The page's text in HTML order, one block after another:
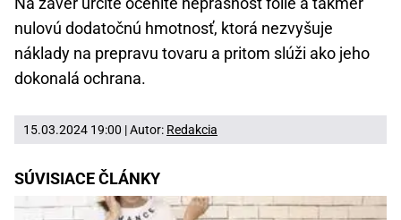
nulovú dodatočnú hmotnosť, ktorá nezvyšuje
náklady na prepravu tovaru a pritom slúži ako jeho
dokonalá ochrana.
15.03.2024 19:00 | Autor: Redakcia
SÚVISIACE ČLÁNKY